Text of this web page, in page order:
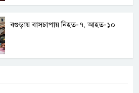
বগুড়ায় বাসচাপায় নিহত-৭, আহত-১০